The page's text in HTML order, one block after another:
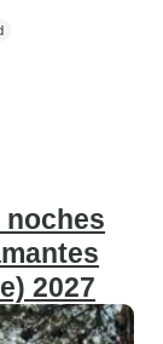
noches
2027